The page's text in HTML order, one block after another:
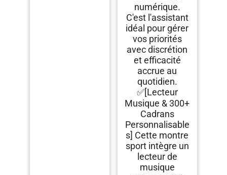
numérique.
C'est l'assistant
idéal pour gérer
vos priorités
avec discrétion
et efficacité
accrue au
quotidien.
✅[Lecteur
Musique & 300+
Cadrans
Personnalisable
s] Cette montre
sport intègre un
lecteur de
musique